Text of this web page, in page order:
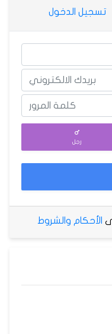
تسجيل الدخول
رجل
الأحكام والشروط